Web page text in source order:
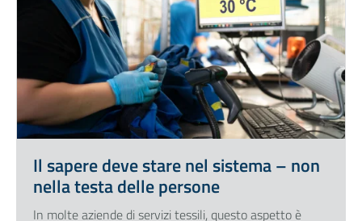
Il sapere deve stare nel sistema – non
nella testa delle persone
In molte aziende di servizi tessili, questo aspetto è